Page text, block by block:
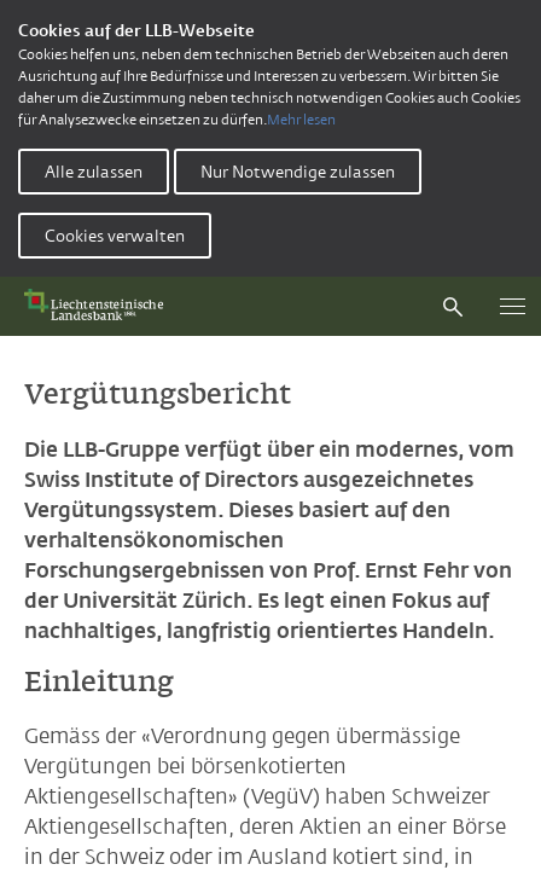
Cookies auf der LLB-Webseite
Cookies helfen uns, neben dem technischen Betrieb der Webseiten auch deren
Ausrichtung auf Ihre Bedürfnisse und Interessen zu verbessern. Wir bitten Sie
daher um die Zustimmung neben technisch notwendigen Cookies auch Cookies
für Analysezwecke einsetzen zu dürfen.Mehr lesen
Alle zulassen Nur Notwendige zulassen
Cookies verwalten
Vergütungsbericht
Die LLB-Gruppe verfügt über ein modernes, vom
Swiss Institute of Directors ausgezeichnetes
Vergütungssystem. Dieses basiert auf den
verhaltensökonomischen
Forschungsergebnissen von Prof. Ernst Fehr von
der Universität Zürich. Es legt einen Fokus auf
nachhaltiges, langfristig orientiertes Handeln.
Einleitung
Gemäss der «Verordnung gegen übermässige
Vergütungen bei börsenkotierten
Aktiengesellschaften» (VegüV) haben Schweizer
Aktiengesellschaften, deren Aktien an einer Börse
in der Schweiz oder im Ausland kotiert sind, in